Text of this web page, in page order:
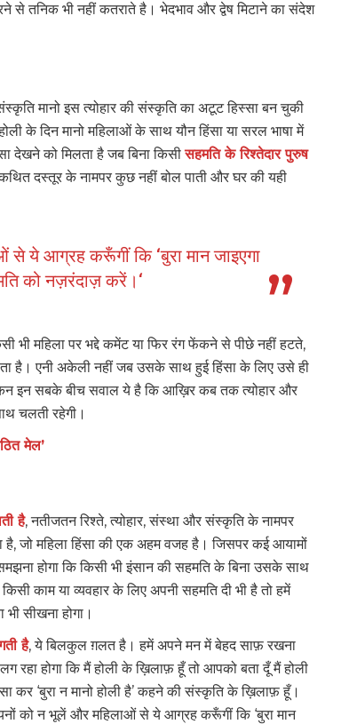
से तनिक भी नहीं कतराते है। भेदभाव और द्वेष मिटाने का संदेश
मानो इस त्योहार की संस्कृति का अटूट हिस्सा बन चुकी
के दिन मानो महिलाओं के साथ यौन हिंसा या सरल भाषा में
देखने को मिलता है जब बिना किसीसहमति के रिश्तेदार पुरुष
दस्तूर के नामपर कुछ नहीं बोल पाती और घर की यही
ये आग्रह करूँगीं कि ‘बुरा मान जाइएगा
को नज़रंदाज़ करें।‘
भी महिला पर भद्दे कमेंट या फिर रंग फेंकने से पीछे नहीं हटते,
है। एनी अकेली नहीं जब उसके साथ हुई हिंसा के लिए उसे ही
इन सबके बीच सवाल ये है कि आख़िर कब तक त्योहार और
चलती रहेगी।
मेल’
है, नतीजतन रिश्ते, त्योहार, संस्था और संस्कृति के नामपर
है, जो महिला हिंसा की एक अहम वजह है। जिसपर कई आयामों
होगा कि किसी भी इंसान की सहमति के बिना उसके साथ
काम या व्यवहार के लिए अपनी सहमति दी भी है तो हमें
सीखना होगा।
है, ये बिलकुल ग़लत है। हमें अपने मन में बेहद साफ़ रखना
रहा होगा कि मैं होली के ख़िलाफ़ हूँ तो आपको बता दूँ मैं होली
कर ‘बुरा न मानो होली है’ कहने की संस्कृति के ख़िलाफ़ हूँ।
को न भूलें और महिलाओं से ये आग्रह करूँगीं कि ‘बुरा मान